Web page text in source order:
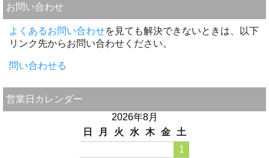
お問い合わせ
よくあるお問い合わせを見ても解決できないときは、以下
リンク先からお問い合わせください。
問い合わせる
営業日カレンダー
2026年8月
日
月 火 水 木 金
土
1